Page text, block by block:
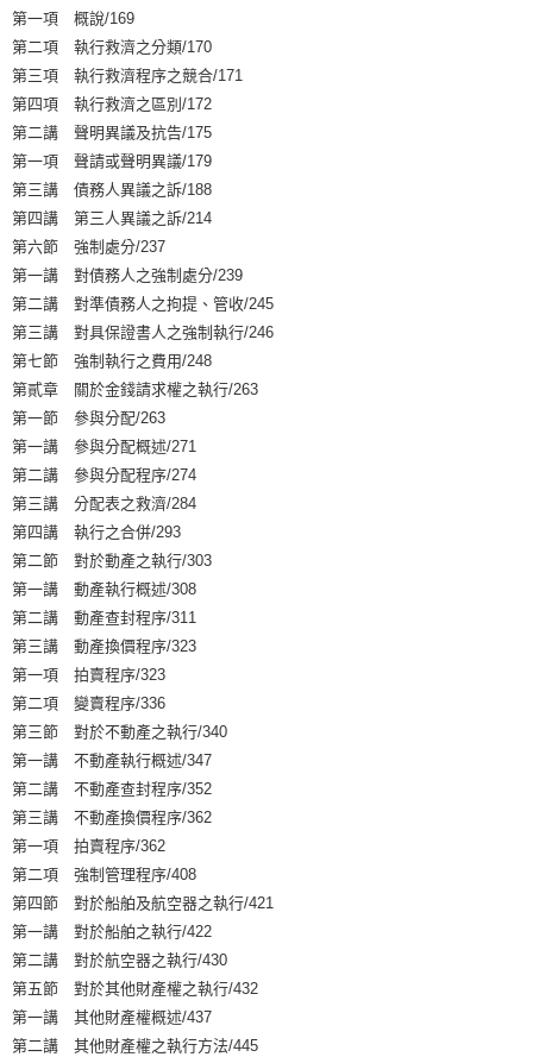
第一項 概說/169
第二項 執行救濟之分類/170
第三項 執行救濟程序之競合/171
第四項 執行救濟之區別/172
第二講 聲明異議及抗告/175
第一項 聲請或聲明異議/179
第三講 債務人異議之訴/188
第四講 第三人異議之訴/214
第六節 強制處分/237
第一講 對債務人之強制處分/239
第二講 對準債務人之拘提、管收/245
第三講 對具保證書人之強制執行/246
第七節 強制執行之費用/248
第貳章 關於金錢請求權之執行/263
第一節 參與分配/263
第一講 參與分配概述/271
第二講 參與分配程序/274
第三講 分配表之救濟/284
第四講 執行之合併/293
第二節 對於動產之執行/303
第一講 動產執行概述/308
第二講 動產查封程序/311
第三講 動產換價程序/323
第一項 拍賣程序/323
第二項 變賣程序/336
第三節 對於不動產之執行/340
第一講 不動產執行概述/347
第二講 不動產查封程序/352
第三講 不動產換價程序/362
第一項 拍賣程序/362
第二項 強制管理程序/408
第四節 對於船舶及航空器之執行/421
第一講 對於船舶之執行/422
第二講 對於航空器之執行/430
第五節 對於其他財產權之執行/432
第一講 其他財產權概述/437
第二講 其他財產權之執行方法/445